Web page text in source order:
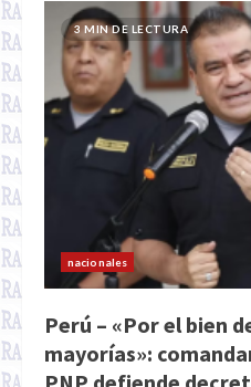
3 MIN DE LECTURA
nacionales
Perú – «Por el bien
mayorías»: